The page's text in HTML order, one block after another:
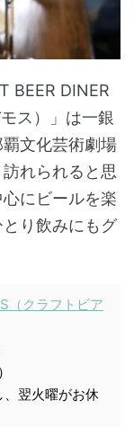
BEER DINER
ス）」は一銀
文化芸術劇場
れられると思
にビールを楽
り飲みにもグ
（クラフトビア
翌火曜がお休